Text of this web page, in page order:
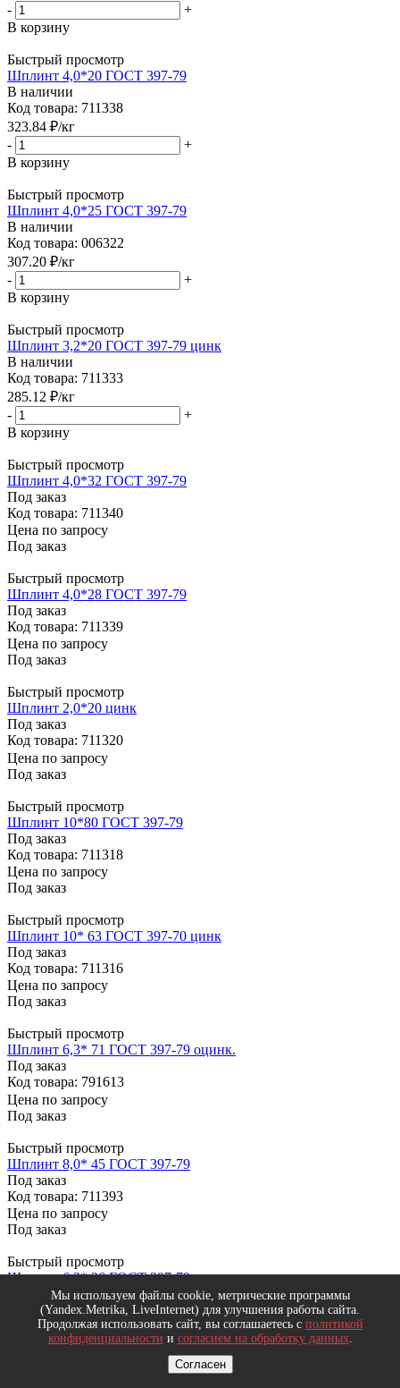
-
+
В корзину
Быстрый просмотр
Шплинт 4,0*20 ГОСТ 397-79
В наличии
Код товара: 711338
323.84 ₽/кг
-
+
В корзину
Быстрый просмотр
Шплинт 4,0*25 ГОСТ 397-79
В наличии
Код товара: 006322
307.20 ₽/кг
-
+
В корзину
Быстрый просмотр
Шплинт 3,2*20 ГОСТ 397-79 цинк
В наличии
Код товара: 711333
285.12 ₽/кг
-
+
В корзину
Быстрый просмотр
Шплинт 4,0*32 ГОСТ 397-79
Под заказ
Код товара: 711340
Цена по запросу
Под заказ
Быстрый просмотр
Шплинт 4,0*28 ГОСТ 397-79
Под заказ
Код товара: 711339
Цена по запросу
Под заказ
Быстрый просмотр
Шплинт 2,0*20 цинк
Под заказ
Код товара: 711320
Цена по запросу
Под заказ
Быстрый просмотр
Шплинт 10*80 ГОСТ 397-79
Под заказ
Код товара: 711318
Цена по запросу
Под заказ
Быстрый просмотр
Шплинт 10* 63 ГОСТ 397-70 цинк
Под заказ
Код товара: 711316
Цена по запросу
Под заказ
Быстрый просмотр
Шплинт 6,3* 71 ГОСТ 397-79 оцинк.
Под заказ
Код товара: 791613
Цена по запросу
Под заказ
Быстрый просмотр
Шплинт 8,0* 45 ГОСТ 397-79
Под заказ
Код товара: 711393
Цена по запросу
Под заказ
Быстрый просмотр
Шплинт 6,3* 36 ГОСТ 397-79
Под заказ
Код товара: 711390
Цена по запросу
Под заказ
Мы используем файлы cookie, метрические программы
(Yandex.Metrika, LiveInternet) для улучшения работы сайта.
Продолжая использовать сайт, вы соглашаетесь с политикой
конфиденциальности и согласием на обработку данных.
Согласен